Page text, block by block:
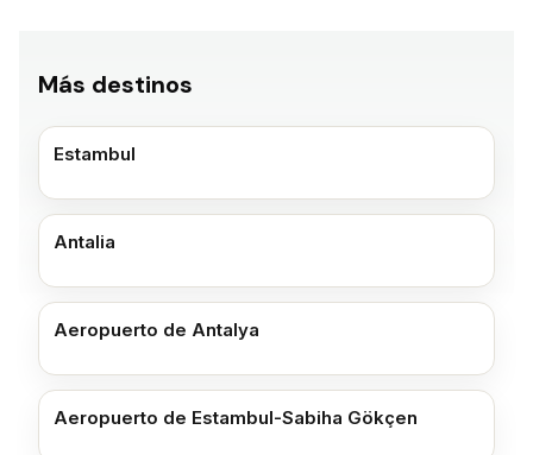
Más destinos
Estambul
Antalia
Aeropuerto de Antalya
Aeropuerto de Estambul-Sabiha Gökçen